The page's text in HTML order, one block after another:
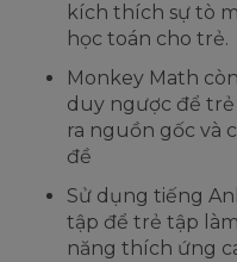
kích thích sự tò
học toán cho trẻ.
Monkey Math
duy ngược để
ra nguồn gốc và
đề
Sử dụng tiếng
tập để trẻ tập
năng thích ứng